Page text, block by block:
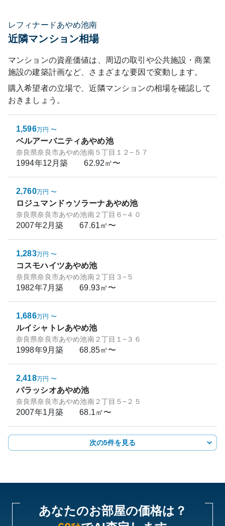
レフィナードあやめ池南
近隣マンション相場
マンションの資産価値は、周辺の取引や公共施設・商業
施設の建築計画など、さまざまな要因で変動します。
購入希望者の立場で、近隣マンションの相場を確認して
おきましょう。
1,596万円 〜
ベルアーバニティあやめ池
奈良県奈良市あやめ池南５丁目１２−５７
1994年12月築 62.92㎡〜
2,760万円 〜
ロジュマンドゥソラーナあやめ池
奈良県奈良市あやめ池南２丁目６−４０
2007年2月築 67.61㎡〜
1,283万円 〜
コスモハイツあやめ池
奈良県奈良市あやめ池南２丁目３−５
1982年7月築 69.93㎡〜
1,686万円 〜
ルイシャトレあやめ池
奈良県奈良市あやめ池南２丁目１−３６
1998年9月築 68.85㎡〜
2,418万円 〜
パラッシオあやめ池
奈良県奈良市あやめ池南２丁目５−２５
2007年1月築 68.1㎡〜
次の5件を見る
あなたのお部屋の価格は？